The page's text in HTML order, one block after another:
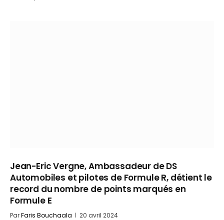
Jean-Eric Vergne, Ambassadeur de DS
Automobiles et pilotes de Formule R, détient le
record du nombre de points marqués en
Formule E
ParFaris Bouchaala 20 avril 2024